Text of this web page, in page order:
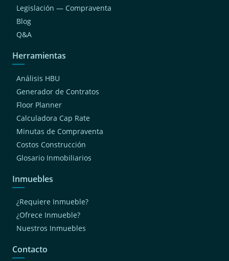
Legislación — Compraventa
Blog
Q&A
Herramientas
Análisis HBU
Generador de Contratos
Floor Planner
Calculadora Cap Rate
Minutas de Compraventa
Costos Construcción
Glosario Inmobiliarios
Inmuebles
¿Requiere Inmueble?
¿Ofrece Inmueble?
Nuestros Inmuebles
Contacto